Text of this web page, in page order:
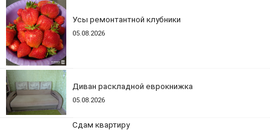
Усы ремонтантной клубники
05.08.2026
Диван раскладной еврокнижка
05.08.2026
Сдам квартиру